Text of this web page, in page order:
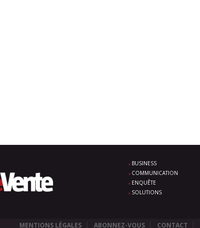
BUSINESS
COMMUNICATION
ENQUÊTE
SOLUTIONS
MENTIONS LÉGALES ABONNEZ-VOUS CONTACT